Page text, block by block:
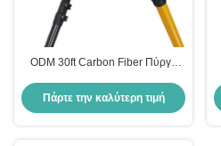
ODM 30ft Carbon Fiber Πύργο
Πάρτε την καλύτερη τιμή